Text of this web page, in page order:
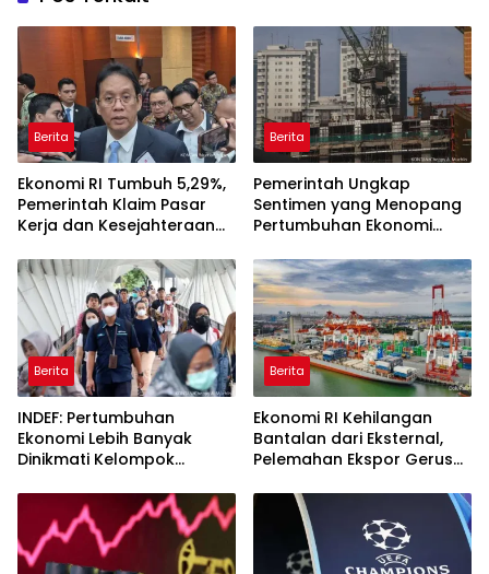
Berita
Ekonomi RI Tumbuh 5,29%,
Pemerintah Klaim Pasar
Kerja dan Kesejahteraan
Berita
Pemerintah Ungkap
Sentimen yang Menopang
Pertumbuhan Ekonomi
Berita
INDEF: Pertumbuhan
Ekonomi Lebih Banyak
Dinikmati Kelompok
Berita
Ekonomi RI Kehilangan
Bantalan dari Eksternal,
Pelemahan Ekspor Gerus